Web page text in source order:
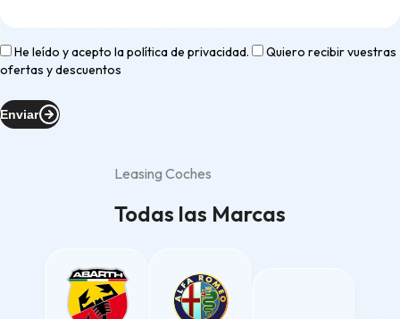
He leído y acepto lapolítica de privacidad.
Quiero recibir vuestras
ofertas y descuentos
Enviar
Leasing Coches
Todas las Marcas